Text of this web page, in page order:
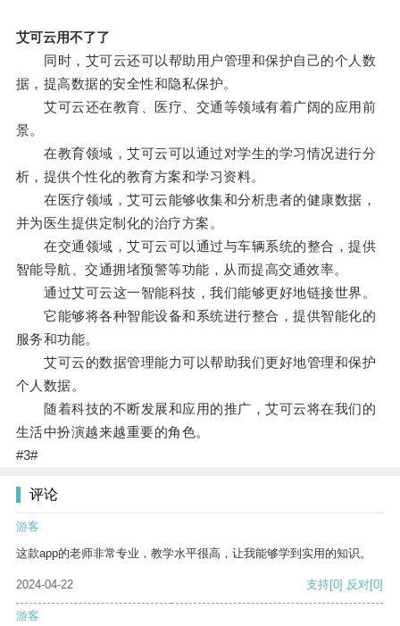
艾可云用不了了
同时，艾可云还可以帮助用户管理和保护自己的个人数
据，提高数据的安全性和隐私保护。
艾可云还在教育、医疗、交通等领域有着广阔的应用前
景。
在教育领域，艾可云可以通过对学生的学习情况进行分
析，提供个性化的教育方案和学习资料。
在医疗领域，艾可云能够收集和分析患者的健康数据，
并为医生提供定制化的治疗方案。
在交通领域，艾可云可以通过与车辆系统的整合，提供
智能导航、交通拥堵预警等功能，从而提高交通效率。
通过艾可云这一智能科技，我们能够更好地链接世界。
它能够将各种智能设备和系统进行整合，提供智能化的
服务和功能。
艾可云的数据管理能力可以帮助我们更好地管理和保护
个人数据。
随着科技的不断发展和应用的推广，艾可云将在我们的
生活中扮演越来越重要的角色。
#3#
评论
游客
这款app的老师非常专业，教学水平很高，让我能够学到实用的知识。
2024-04-22 支持[0] 反对[0]
游客